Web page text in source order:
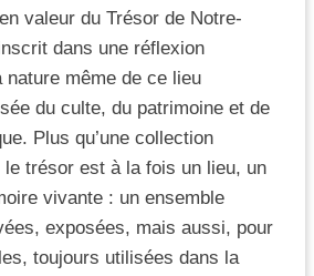
valeur du Trésor de Notre-
dans une réflexion
nature même de ce lieu
du culte, du patrimoine et de
Plus qu’une collection
le trésor est à la fois un lieu, un
vivante : un ensemble
exposées, mais aussi, pour
toujours utilisées dans la